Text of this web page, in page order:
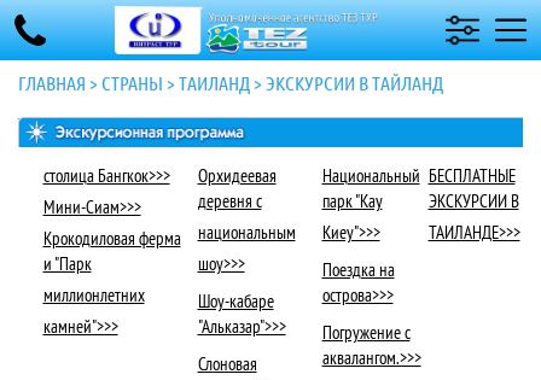
ГЛАВНАЯ >СТРАНЫ >ТАИЛАНД >ЭКСКУРСИИ В ТАЙЛАНД
столица Бангкок>>>
Мини-Сиам>>>
Крокодиловая ферма
и "Парк
миллионлетних
камней">>>
Орхидеевая
деревня с
национальным
шоу>>>
Шоу-кабаре
"Альказар">>>
Слоновая
Национальный
парк "Кау
Киеу">>>
Поездка на
острова>>>
Погружение с
аквалангом.>>>
БЕСПЛАТНЫЕ
ЭКСКУРСИИ В
ТАИЛАНДЕ>>>